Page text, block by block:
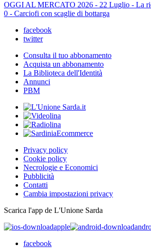
OGGI AL MERCATO 2026 - 22 Luglio - La
0 - Carciofi con scaglie di bottarga
facebook
twitter
Consulta il tuo abbonamento
Acquista un abbonamento
La Biblioteca dell'Identità
Annunci
PBM
Privacy policy
Cookie policy
Necrologie e Economici
Pubblicità
Contatti
Cambia impostazioni privacy
Scarica l'app de L'Unione Sarda
apple
facebook